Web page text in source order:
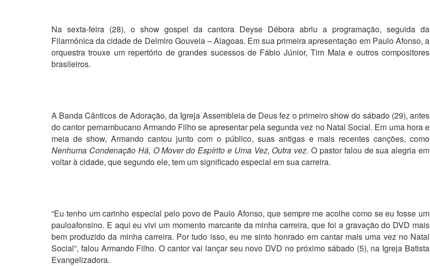
Na sexta-feira (28), o show gospel da cantora Deyse Débora abriu a programação, seguida da
Filarmônica da cidade de Delmiro Gouveia – Alagoas. Em sua primeira apresentação em Paulo Afonso, a
orquestra trouxe um repertório de grandes sucessos de Fábio Júnior, Tim Maia e outros compositores
brasileiros.
A Banda Cânticos de Adoração, da Igreja Assembleia de Deus fez o primeiro show do sábado (29), antes
do cantor pernambucano Armando Filho se apresentar pela segunda vez no Natal Social. Em uma hora e
meia de show, Armando cantou junto com o público, suas antigas e mais recentes canções, como
Nenhuma Condenação Há, O Mover do Espírito e Uma Vez, Outra vez. O pastor falou de sua alegria em
voltar à cidade, que segundo ele, tem um significado especial em sua carreira.
“Eu tenho um carinho especial pelo povo de Paulo Afonso, que sempre me acolhe como se eu fosse um
pauloafonsino. E aqui eu vivi um momento marcante da minha carreira, que foi a gravação do DVD mais
bem produzido da minha carreira. Por tudo isso, eu me sinto honrado em cantar mais uma vez no Natal
Social”, falou Armando Filho. O cantor vai lançar seu novo DVD no próximo sábado (5), na Igreja Batista
Evangelizadora.